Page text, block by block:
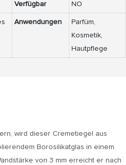
Verfügbar NO
Anwendungen
Parfüm,
Kosmetik,
Hautpflege
wird dieser Cremetiegel aus
Borosilikatglas in einem
von 3 mm erreicht er nach